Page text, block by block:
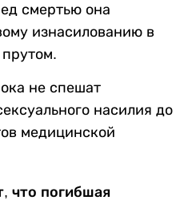
смертью она
изнасилованию в
не спешат
насилия до
медицинской
что погибшая